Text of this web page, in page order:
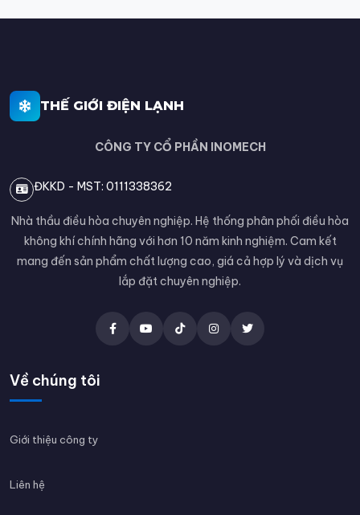
THẾ GIỚI ĐIỆN LẠNH
CÔNG TY CỔ PHẦN INOMECH
ĐKKD - MST: 0111338362
Nhà thầu điều hòa chuyên nghiệp. Hệ thống phân phối điều hòa
không khí chính hãng với hơn 10 năm kinh nghiệm. Cam kết
mang đến sản phẩm chất lượng cao, giá cả hợp lý và dịch vụ
lắp đặt chuyên nghiệp.
Về chúng tôi
Giới thiệu công ty
Liên hệ